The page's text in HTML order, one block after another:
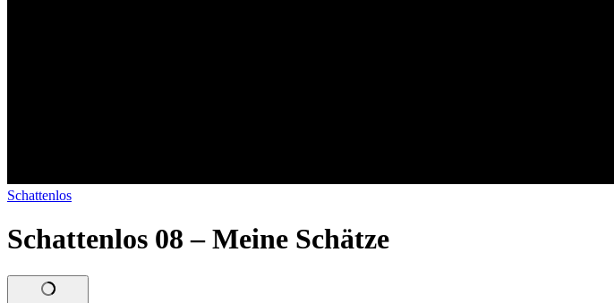
Schattenlos
Schattenlos 08 – Meine Schätze